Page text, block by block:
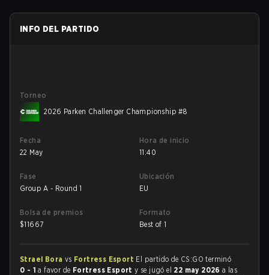
INFO DEL PARTIDO
Torneo
2026 Parken Challenger Championship #8
Fecha
22 May
Hora de inicio
11:40
Fase
Group A - Round 1
Ubicación
EU
Bolsa de premios
$11667
Formato
Best of 1
Strael Bora vs Fortress Esport El partido de CS:GO terminó
0 - 1 a favor de Fortress Esporty se jugó el 22 may 2026a las